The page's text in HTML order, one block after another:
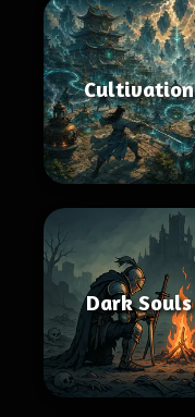
Cultivation
Dark Souls